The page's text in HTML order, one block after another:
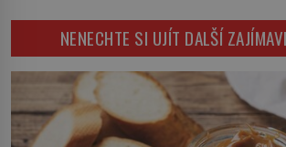
Napoleon
má pro malbu
ještě jako první
své ložnice v
NENECHTE SI UJÍT DALŠÍ